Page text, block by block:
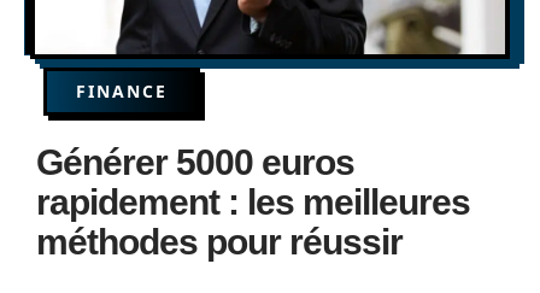
FINANCE
Générer 5000 euros
rapidement : les meilleures
méthodes pour réussir